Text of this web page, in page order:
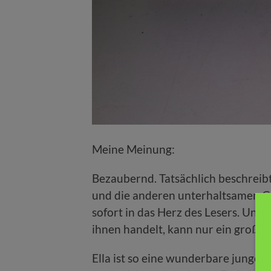
Meine Meinung:
Bezaubernd. Tatsächlich
und die anderen unterhaltsamen
sofort in das Herz des Lesers. Und
ihnen handelt, kann nur ein
Ella ist so eine wunderbare junge